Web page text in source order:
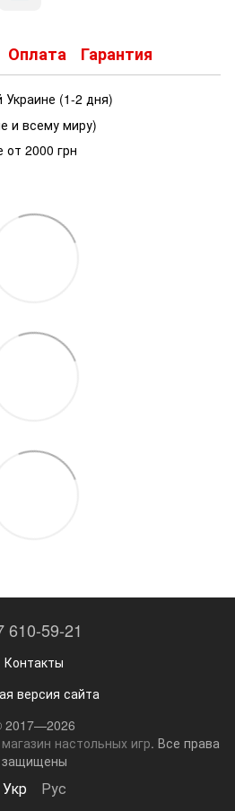
Оплата Гарантия
Украине (1-2 дня)
и всему миру)
от 2000 грн
610-59-21
Контакты
версия сайта
2017—2026
настольных игр. Все права
защищены
Укр Рус